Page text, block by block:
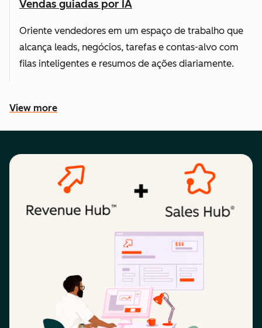
Vendas guiadas por IA
Oriente vendedores em um espaço de trabalho que
alcança leads, negócios, tarefas e contas-alvo com
filas inteligentes e resumos de ações diariamente.
View more